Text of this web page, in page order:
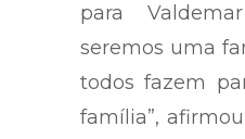
marido e
para
seremos uma
todos fazem